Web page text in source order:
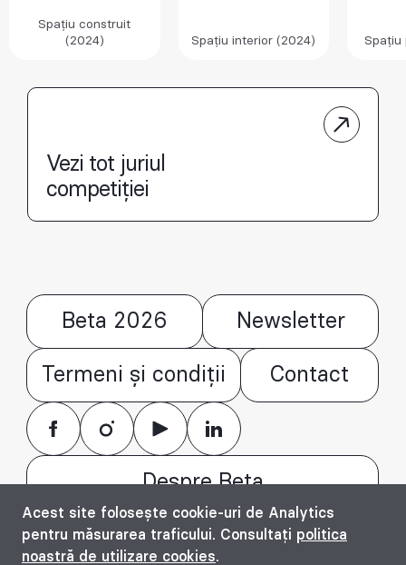
Spațiu construit
(2024)
Spațiu interior (2024) Spațiu
Vezi tot juriul
competiției
Acest site folosește cookie-uri de Analytics
pentru măsurarea traficului. Consultați politica
noastră de utilizare cookies.
Beta 2026 Newsletter
Termeni și condiții Contact
Despre Beta
© Bienala timișoreană de arhitectură Beta
2016 - 2026. All rights reserved.